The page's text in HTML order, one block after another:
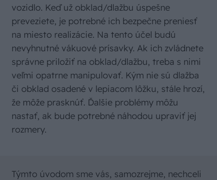
vozidlo. Keď už obklad/dlažbu úspešne
preveziete, je potrebné ich bezpečne preniesť
na miesto realizácie. Na tento účel budú
nevyhnutné vákuové prísavky. Ak ich zvládnete
správne priložiť na obklad/dlažbu, treba s nimi
veľmi opatrne manipulovať. Kým nie sú dlažba
či obklad osadené v lepiacom lôžku, stále hrozí,
že môže prasknúť. Ďalšie problémy môžu
nastať, ak bude potrebné náhodou upraviť jej
rozmery.
Týmto úvodom sme vás, samozrejme, nechceli